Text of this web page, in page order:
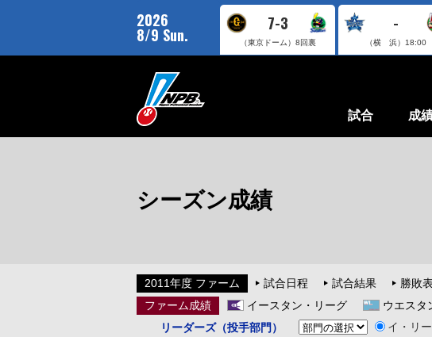
2026
8/9 Sun.
7-3
（東京ドーム） 8回裏
-
（横 浜） 18:00
試合 成
シーズン成績
2011年度 ファーム 試合日程 試合結果 勝敗表
ファーム成績
イースタン・リーグ
ウエスタ
リーダーズ（投手部門）
イ・リ